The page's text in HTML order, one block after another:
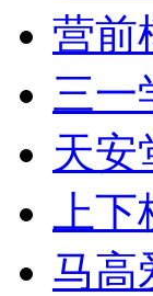
营前
三一
天安
上
马高